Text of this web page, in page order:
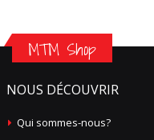
MTM Shop
NOUS DÉCOUVRIR
Qui sommes-nous?